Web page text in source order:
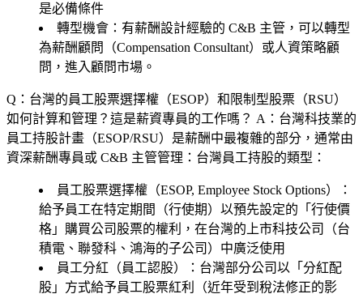
是必備條件
轉型機會：有薪酬設計經驗的 C&B 主管，可以轉型
為薪酬顧問（Compensation Consultant）或人資策略顧
問，進入顧問市場。
Q：台灣的員工股票選擇權（ESOP）和限制型股票（RSU）
如何計算和管理？這是薪資專員的工作嗎？ A：台灣科技業的
員工持股計畫（ESOP/RSU）是薪酬中最複雜的部分，通常由
資深薪酬專員或 C&B 主管管理：台灣員工持股的類型：
員工股票選擇權（ESOP, Employee Stock Options）
：
給予員工在特定期間（行使期）以預先設定的「行使價
格」購買公司股票的權利，在台灣的上市科技公司（台
積電、聯發科、鴻海的子公司）中廣泛使用
員工分紅（員工認股）
：台灣部分公司以「分紅配
股」方式給予員工股票紅利（近年受到稅法修正的影